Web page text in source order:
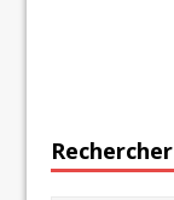
Rechercher